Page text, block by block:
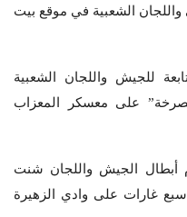
واللجان الشعبية في موقع بيت
للجيش واللجان الشعبية
على معسكر المعزاب
أبطال الجيش واللجان شنت
غارات على وادي الزهيرة